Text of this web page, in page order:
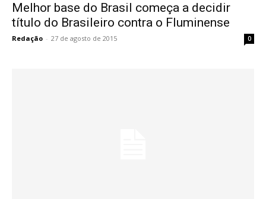
Melhor base do Brasil começa a decidir
título do Brasileiro contra o Fluminense
Redação - 27 de agosto de 2015 0